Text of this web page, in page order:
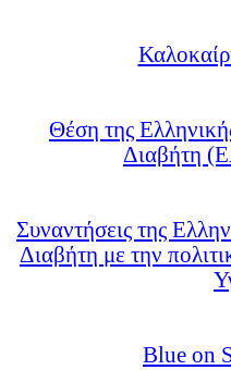
Θέση της
Διαβήτη
Συναντήσεις της
Διαβήτη με την
Blue on